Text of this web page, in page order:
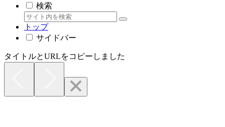
検索
トップ
サイドバー
タイトルとURLをコピーしました